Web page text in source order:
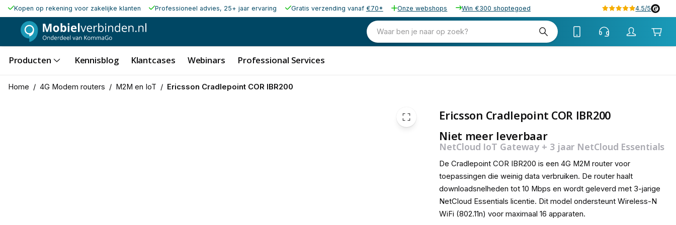
Kopen op rekening voor zakelijke klanten Professioneel advies, 25+ jaar ervaring Gratis verzending vanaf €70* Onze webshops Win €300 shoptegoed 4.5/5
Waar ben je naar op zoek?
Producten Kennisblog Klantcases Webinars Professional Services
Home / 4G Modem routers / M2M en IoT / Ericsson Cradlepoint COR IBR200
Ericsson Cradlepoint COR IBR200
Niet meer leverbaar
NetCloud IoT Gateway + 3 jaar NetCloud Essentials
De Cradlepoint COR IBR200 is een 4G M2M router voor
toepassingen die weinig data verbruiken. De router haalt
downloadsnelheden tot 10 Mbps en wordt geleverd met 3-jarige
NetCloud Essentials licentie. Dit model ondersteunt Wireless-N
WiFi (802.11n) voor maximaal 16 apparaten.